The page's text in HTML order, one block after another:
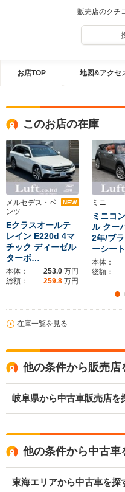
販売店のクチ
お店TOP 地図&アクセ
このお店の在庫
メルセデス・ベ
ンツ
NEW
Eクラスオールテ
レイン E220d 4マ
チック ディーゼル
ターボ…
本体： 253.0 万円
総額：
259.8 万円
ミニ
ミニコ
ル クー
2年/ブ
ーシー
本体：
総額：
在庫一覧を見る
他の条件から販売店
岐阜県から中古車販売店を
他の条件から中古車
東海エリアから中古車を探